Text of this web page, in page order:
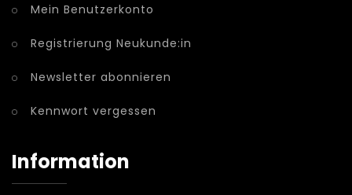
Mein Benutzerkonto
Registrierung Neukunde:in
Newsletter abonnieren
Kennwort vergessen
Information